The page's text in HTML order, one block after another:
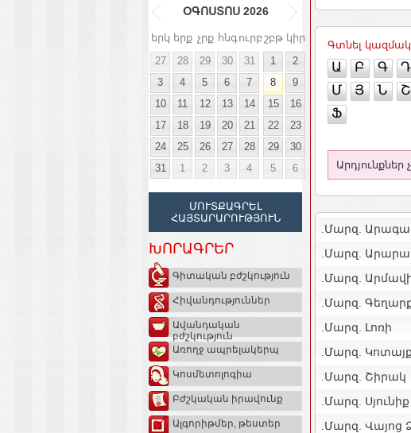
ՕԳՈՍՏՈՍ 2026
երկ երք չրք հնգուրբ շբթ կիր
27
28 29 30 31 1
2
3
4 5 6 7 8
9
10
11 12 13 14 15
16
17
18 19 20 21 22
23
24
25 26 27 28 29
30
31
1 2 3 4 5 6
ՄՈՒՏՔԱԳՐԵԼ
ՀԱՅՏԱՐԱՐՈՒԹՅՈՒՆ
ԽՈՐԱԳՐԵՐ
Գիտական բժշկություն
Հիվանդություններ
Ավանդական
բժշկություն
Առողջ ապրելակերպ
Կոսմետոլոգիա
Բժշկական իրավունք
Ալգորիթմեր, թեստեր
Գտնել
Ա Բ Գ Դ
Մ
Յ Ն Շ
Ֆ
Արդյունքներ
.Մարզ.
.Մարզ.
.Մարզ.
.Մարզ.
.Մարզ. Լոռի
.Մարզ. Կոտայք
.Մարզ. Շիրակ
.Մարզ. Սյունիք
.Մարզ. Վայոց